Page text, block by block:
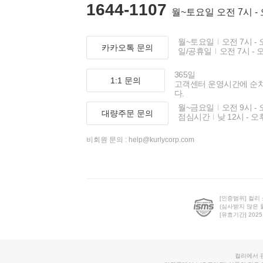
1644-1107 월~토요일 오전 7시 -
카카오톡 문의
월~토요일
오전 7시 -
일/공휴일
오전 7시 -
1:1 문의
365일
고객센터 운영시간에 순
다.
대량주문 문의
월~금요일
오전 9시 -
점심시간
낮 12시 - 오
비회원 문의 : help@kurlycorp.com
[인증범위] 컬리
(심사받지 않은
[유효기간]
컬리에서